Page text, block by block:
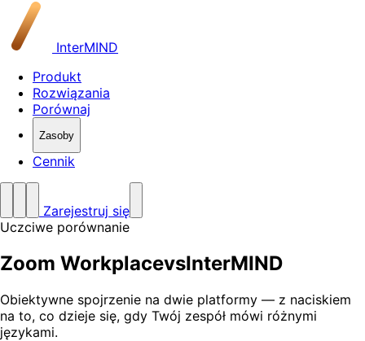
InterMIND
Produkt
Rozwiązania
Porównaj
Zasoby
Cennik
Zarejestruj się
Uczciwe porównanie
Zoom WorkplacevsInterMIND
Obiektywne spojrzenie na dwie platformy — z naciskiem
na to, co dzieje się, gdy Twój zespół mówi różnymi
językami.